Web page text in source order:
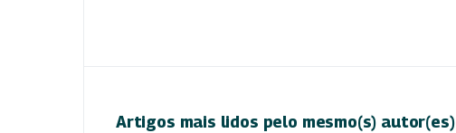
Artigos mais lidos pelo mesmo(s) autor(es)